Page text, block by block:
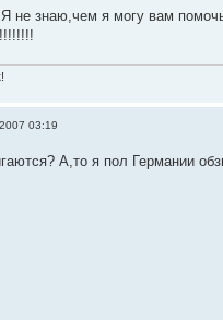
не знаю,чем я могу вам
03:19
А,то я пол Германии